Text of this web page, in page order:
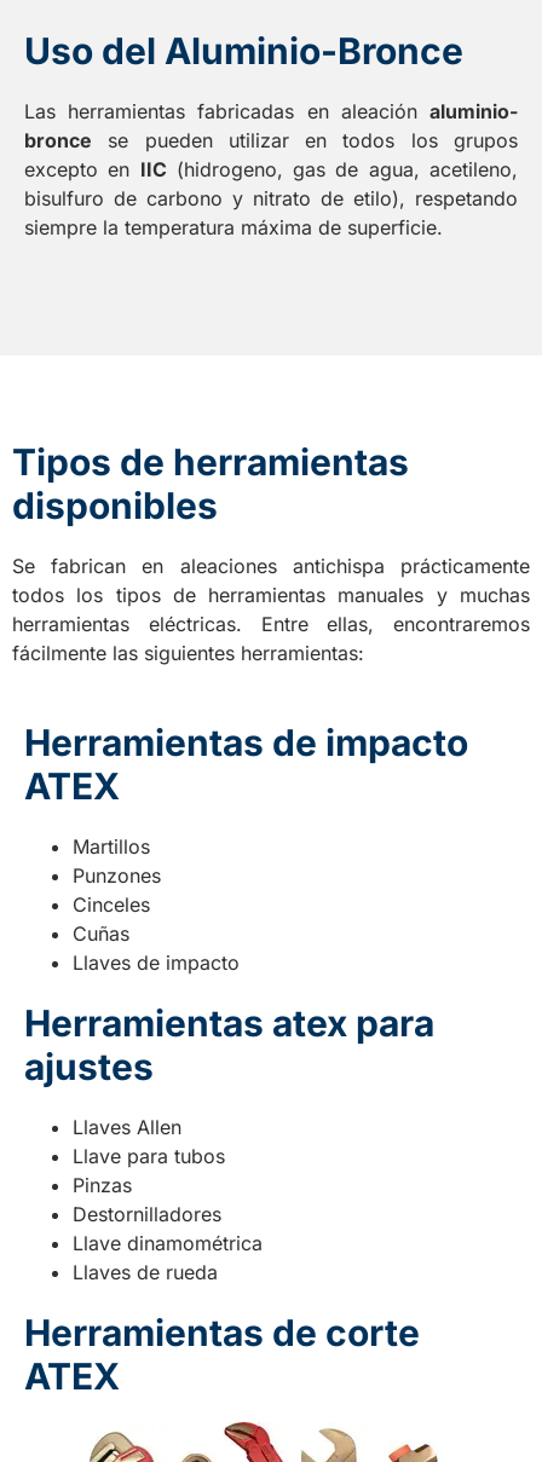
Uso del Aluminio-Bronce
Las herramientas fabricadas en aleación aluminio-
bronce se pueden utilizar en todos los grupos
excepto en IIC (hidrogeno, gas de agua, acetileno,
bisulfuro de carbono y nitrato de etilo), respetando
siempre la temperatura máxima de superficie.
Tipos de herramientas
disponibles
Se fabrican en aleaciones antichispa prácticamente
todos los tipos de herramientas manuales y muchas
herramientas eléctricas. Entre ellas, encontraremos
fácilmente las siguientes herramientas:
Herramientas de impacto
ATEX
Martillos
Punzones
Cinceles
Cuñas
Llaves de impacto
Herramientas atex para
ajustes
Llaves Allen
Llave para tubos
Pinzas
Destornilladores
Llave dinamométrica
Llaves de rueda
Herramientas de corte
ATEX